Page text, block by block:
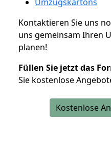
Kontaktieren Sie uns
uns gemeinsam Ihren
planen!
Füllen Sie jetzt das
Sie kostenlose
Kostenlose